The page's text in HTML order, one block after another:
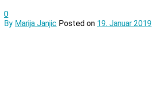
0
By Marija Janjic Posted on 19. Januar 2019